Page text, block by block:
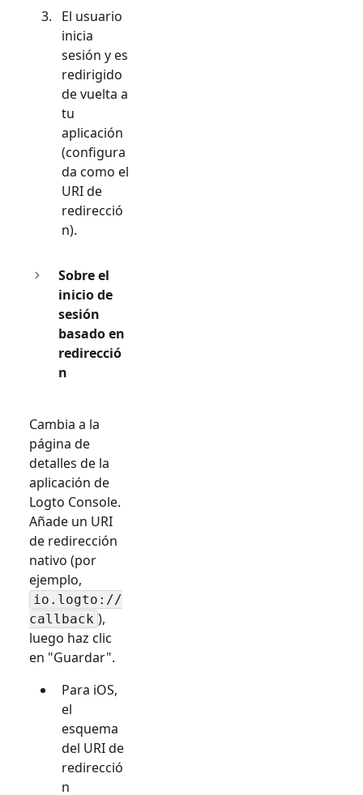
El usuario
inicia
sesión y es
redirigido
de vuelta a
tu
aplicación
(configura
da como el
URI de
redirecció
n).
Sobre el
inicio de
sesión
basado en
redirecció
n
Cambia a la
página de
detalles de la
aplicación de
Logto Console.
Añade un URI
de redirección
nativo (por
ejemplo,
io.logto://
callback ),
luego haz clic
en "Guardar".
Para iOS,
el
esquema
del URI de
redirecció
n